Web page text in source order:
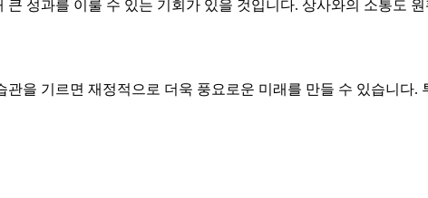
성과를 이룰 수 있는 기회가 있을 것입니다. 상사와의 소통도
을 기르면 재정적으로 더욱 풍요로운 미래를 만들 수 있습니다.